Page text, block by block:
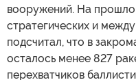
вооружений. На
стратегических и
подсчитал, что в
осталось менее 827
перехватчиков